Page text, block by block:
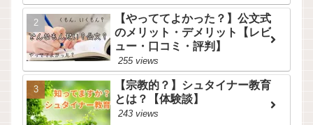
【やっててよかった？】公文式
のメリット・デメリット【レビ
ュー・口コミ・評判】
255 views
【宗教的？】シュタイナー教育
とは？【体験談】
243 views